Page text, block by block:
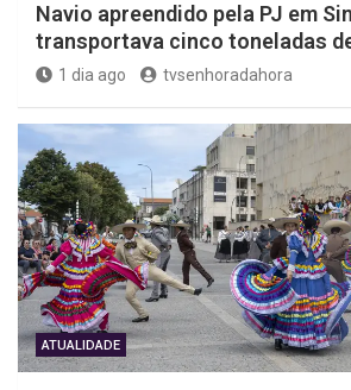
Navio apreendido pela PJ em
transportava cinco toneladas
1 dia ago tvsenhoradahora
ATUALIDADE